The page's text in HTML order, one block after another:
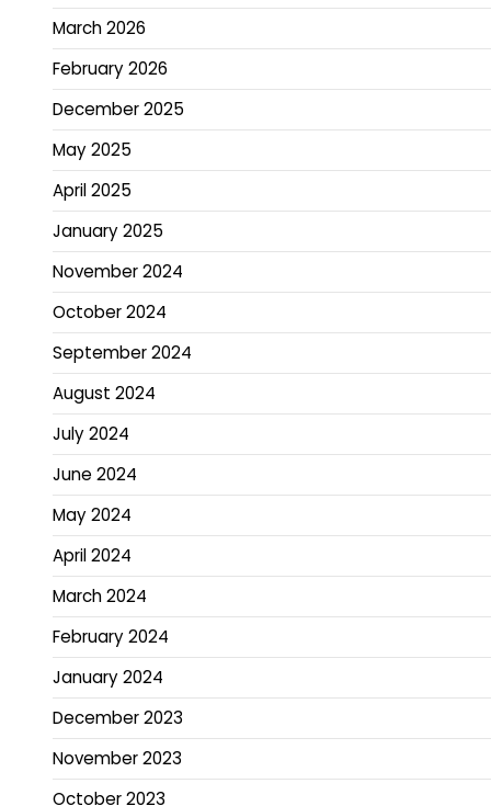
March 2026
February 2026
December 2025
May 2025
April 2025
January 2025
November 2024
October 2024
September 2024
August 2024
July 2024
June 2024
May 2024
April 2024
March 2024
February 2024
January 2024
December 2023
November 2023
October 2023